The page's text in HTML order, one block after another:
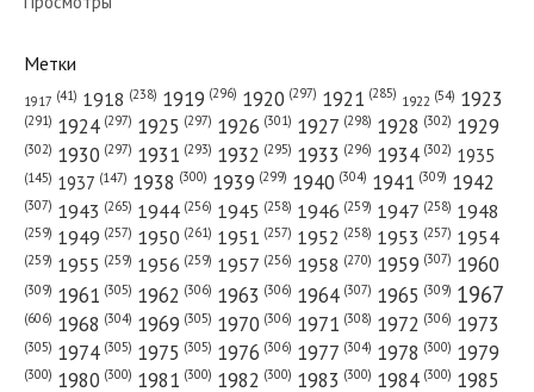
№ 123 от мая 1940 года — «Красный Север»
№ 289 от декабря 1940 года — «Красный Север»
Метки
1917 (41) 1918 (238) 1919 (296) 1920 (297) 1921 (285) 1922 (54) 1923
(291) 1924 (297) 1925 (297) 1926 (301) 1927 (298) 1928 (302) 1929
(302) 1930 (297) 1931 (293) 1932 (295) 1933 (296) 1934 (302) 1935
(145) 1937 (147) 1938 (300) 1939 (299) 1940 (304) 1941 (309) 1942
(307) 1943 (265) 1944 (256) 1945 (258) 1946 (259) 1947 (258) 1948
(259) 1949 (257) 1950 (261) 1951 (257) 1952 (258) 1953 (257) 1954
(259) 1955 (259) 1956 (259) 1957 (256) 1958 (270) 1959 (307) 1960
(309) 1961 (305) 1962 (306) 1963 (306) 1964 (307) 1965 (309) 1967
(606) 1968 (304) 1969 (305) 1970 (306) 1971 (308) 1972 (306) 1973
(305) 1974 (305) 1975 (305) 1976 (306) 1977 (304) 1978 (300) 1979
(300) 1980 (300) 1981 (300) 1982 (300) 1983 (300) 1984 (300) 1985